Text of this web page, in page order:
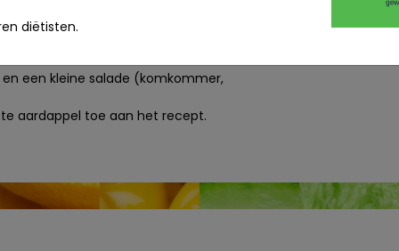
ca. 10 minuten rondom gaar.
een kleine salade (komkommer,
aardappel toe aan het recept.
diëtisten.